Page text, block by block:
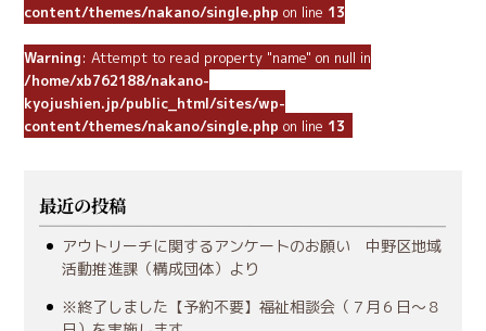
content/themes/nakano/single.php on line 13
Warning: Attempt to read property "name" on null in
/home/xb762188/nakano-
kyojushien.jp/public_html/sites/wp-
content/themes/nakano/single.php on line 13
最近の投稿
アウトリーチに関するアンケートのお願い 中野区地域
活動推進課（構成団体）より
※終了しました【予約不要】福祉相談会（７月６日～８